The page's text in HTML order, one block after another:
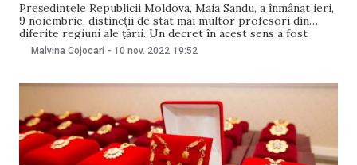
Președintele Republicii Moldova, Maia Sandu, a înmânat ieri,
9 noiembrie, distincții de stat mai multor profesori din
diferite regiuni ale țării. Un decret în acest sens a fost
semnat la data de 5 octombrie cu prilejul Zilei Profesorului.
În cadrul ceremoniei, președinta Maia Sandu și-a exprimat
Malvina Cojocari - 10 nov. 2022 19:52